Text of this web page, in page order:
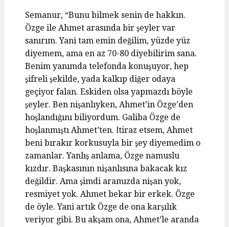
Semanur, “Bunu bilmek senin de hakkın.
Özge ile Ahmet arasında bir şeyler var
sanırım. Yani tam emin değilim, yüzde yüz
diyemem, ama en az 70-80 diyebilirim sana.
Benim yanımda telefonda konuşuyor, hep
şifreli şekilde, yada kalkıp diğer odaya
geçiyor falan. Eskiden olsa yapmazdı böyle
şeyler. Ben nişanlıyken, Ahmet’in Özge’den
hoşlandığını biliyordum. Galiba Özge de
hoşlanmıştı Ahmet’ten. İtiraz etsem, Ahmet
beni bırakır korkusuyla bir şey diyemedim o
zamanlar. Yanlış anlama, Özge namuslu
kızdır. Başkasının nişanlısına bakacak kız
değildir. Ama şimdi aramızda nişan yok,
resmiyet yok. Ahmet bekar bir erkek. Özge
de öyle. Yani artık Özge de ona karşılık
veriyor gibi. Bu akşam ona, Ahmet’le aranda